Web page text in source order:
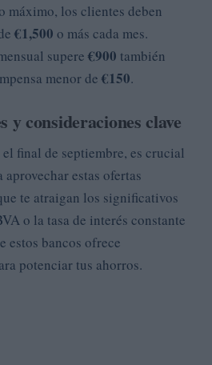
máximo, los clientes deben
€1,500 o más cada mes.
supere €900 también
menor de €150.
y consideraciones clave
final de septiembre, es crucial
estas ofertas
te atraigan los significativos
o la tasa de interés constante
estos bancos ofrece
potenciar tus ahorros.